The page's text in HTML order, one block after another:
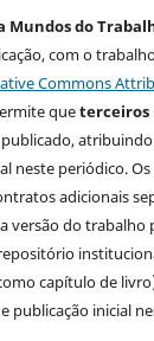
Mundos do
com o
Commons
queterceiros
neste periódico. Os
adicionais
versão do trabalho
capítulo de
publicação inicial